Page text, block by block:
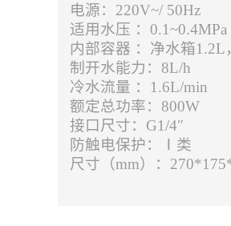
电源：220V~/ 50Hz
适用水压 ：0.1~0.4MPa
内部容器 ：净水箱1.2L
制开水能力：8L/h
冷水流量 ：1.6L/min
额定总功率：800W
接口尺寸：G1/4″
防触电保护：Ⅰ类
尺寸（mm）：